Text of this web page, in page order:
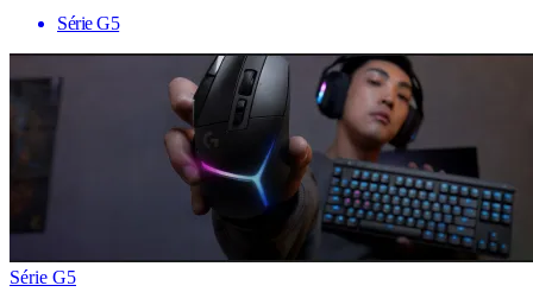
Série G5
Série G5